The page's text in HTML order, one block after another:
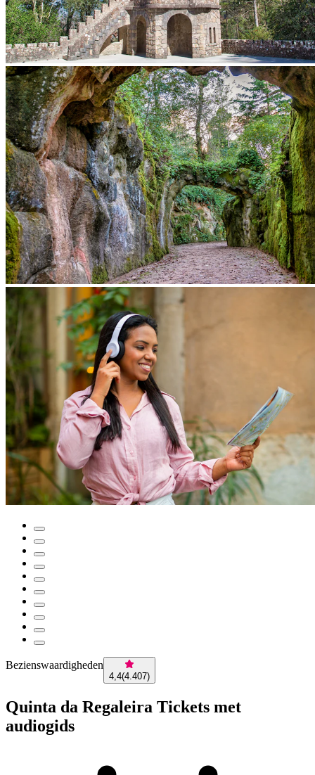
Bezienswaardigheden
4,4(4.407)
Quinta da Regaleira Tickets met
audiogids